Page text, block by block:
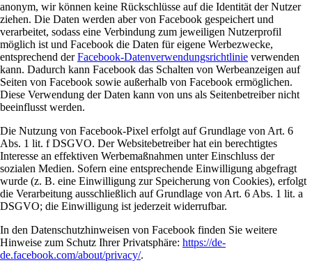
anonym, wir können keine Rückschlüsse auf die Identität der Nutzer
ziehen. Die Daten werden aber von Facebook gespeichert und
verarbeitet, sodass eine Verbindung zum jeweiligen Nutzerprofil
möglich ist und Facebook die Daten für eigene Werbezwecke,
entsprechend derFacebook-Datenverwendungsrichtlinie verwenden
kann. Dadurch kann Facebook das Schalten von Werbeanzeigen auf
Seiten von Facebook sowie außerhalb von Facebook ermöglichen.
Diese Verwendung der Daten kann von uns als Seitenbetreiber nicht
beeinflusst werden.
Die Nutzung von Facebook-Pixel erfolgt auf Grundlage von Art. 6
Abs. 1 lit. f DSGVO. Der Websitebetreiber hat ein berechtigtes
Interesse an effektiven Werbemaßnahmen unter Einschluss der
sozialen Medien. Sofern eine entsprechende Einwilligung abgefragt
wurde (z. B. eine Einwilligung zur Speicherung von Cookies), erfolgt
die Verarbeitung ausschließlich auf Grundlage von Art. 6 Abs. 1 lit. a
DSGVO; die Einwilligung ist jederzeit widerrufbar.
In den Datenschutzhinweisen von Facebook finden Sie weitere
Hinweise zum Schutz Ihrer Privatsphäre: https://de-
de.facebook.com/about/privacy/.